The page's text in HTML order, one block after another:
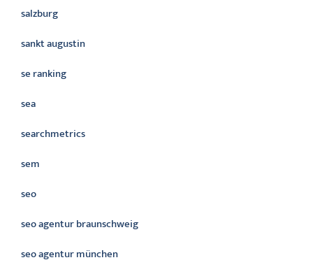
salzburg
sankt augustin
se ranking
sea
searchmetrics
sem
seo
seo agentur braunschweig
seo agentur münchen